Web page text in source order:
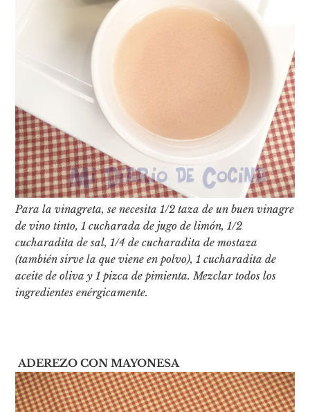
Para la vinagreta, se necesita 1/2 taza de un buen vinagre
de vino tinto, 1 cucharada de jugo de limón, 1/2
cucharadita de sal, 1/4 de cucharadita de mostaza
(también sirve la que viene en polvo), 1 cucharadita de
aceite de oliva y 1 pizca de pimienta. Mezclar todos los
ingredientes enérgicamente.
ADEREZO CON MAYONESA